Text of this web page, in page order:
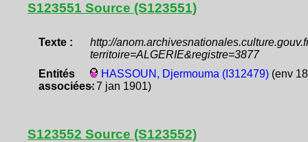
S123551 Source (S123551)
Texte :
http://
territoire=ALGERIE&registre=3877
Entités
associées:
HASSOUN, Djermouma (I312479)(env
- 7 jan 1901)
S123552 Source (S123552)